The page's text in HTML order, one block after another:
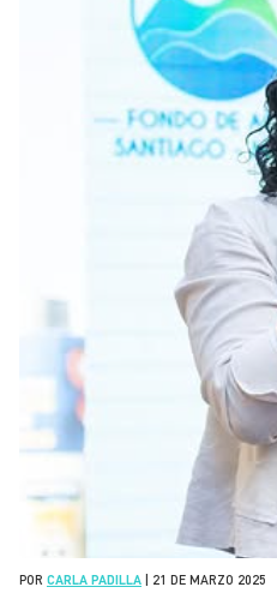
Entretención y Cultura
Dato en Pauta
Contenido Patrocinado
POR CARLA PADILLA 21 DE MARZO 2025